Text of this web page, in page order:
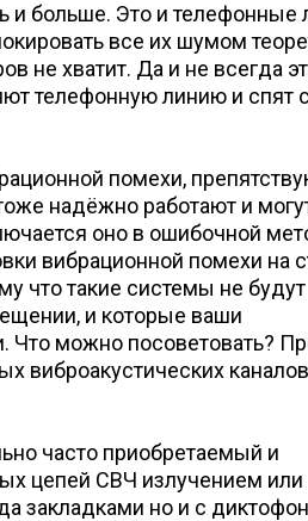
и больше. Это и телефонные
все их шумом
не хватит. Да и не всегда
телефонную линию и спят
помехи,
надёжно работают и
оно в ошибочной
вибрационной помехи на
что такие системы не будут
и которые ваши
Что можно посоветовать?
виброакустических
часто приобретаемый и
цепей СВЧ излучением или
закладками но и с